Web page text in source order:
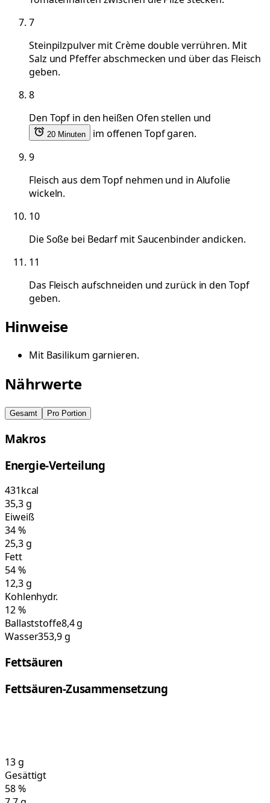
7
Steinpilzpulver mit Crème double verrühren. Mit
Salz und Pfeffer abschmecken und über das Fleisch
geben.
8
Den Topf in den heißen Ofen stellen und
20 Minuten
im offenen Topf garen.
9
Fleisch aus dem Topf nehmen und in Alufolie
wickeln.
10
Die Soße bei Bedarf mit Saucenbinder andicken.
11
Das Fleisch aufschneiden und zurück in den Topf
geben.
Hinweise
Mit Basilikum garnieren.
Nährwerte
Gesamt Pro Portion
Makros
Energie-Verteilung
431kcal
35,3g
Eiweiß
34%
25,3g
Fett
54%
12,3g
Kohlenhydr.
12%
Ballaststoffe8,4 g
Wasser353,9 g
Fettsäuren
Fettsäuren-Zusammensetzung
13g
Gesättigt
58%